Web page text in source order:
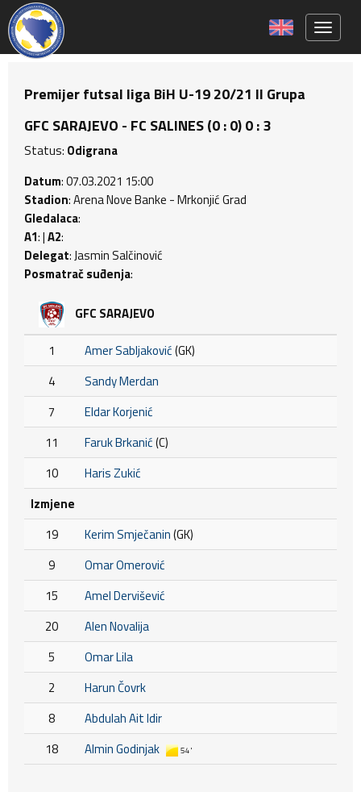
Premijer futsal liga BiH U-19 20/21 II Grupa
GFC SARAJEVO - FC SALINES (0 : 0) 0 : 3
Status: Odigrana
Datum: 07.03.2021 15:00
Stadion: Arena Nove Banke - Mrkonjić Grad
Gledalaca:
A1: |A2:
Delegat: Jasmin Salčinović
Posmatrač suđenja:
GFC SARAJEVO
1 Amer Sabljaković(GK)
4
Sandy Merdan
7
Eldar Korjenić
11
Faruk Brkanić(C)
10
Haris Zukić
Izmjene
19
Kerim Smječanin(GK)
9
Omar Omerović
15
Amel Dervišević
20
Alen Novalija
5
Omar Lila
2
Harun Čovrk
8
Abdulah Ait Idir
18
Almin Godinjak 54'